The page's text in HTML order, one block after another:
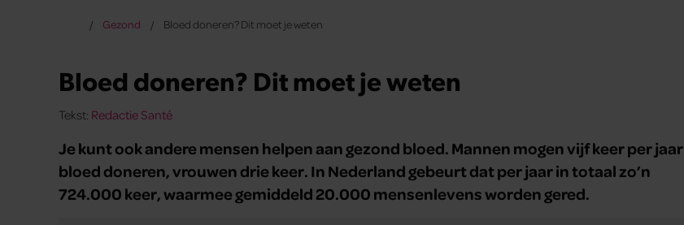
Gezond Bloed doneren? Dit moet je weten
Bloed doneren? Dit moet je weten
Tekst: Redactie Santé
Je kunt ook andere mensen helpen aan gezond bloed. Mannen mogen vijf keer per jaar
bloed doneren, vrouwen drie keer. In Nederland gebeurt dat per jaar in totaal zo’n
724.000 keer, waarmee gemiddeld 20.000 mensenlevens worden gered.